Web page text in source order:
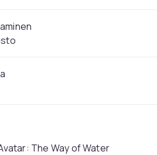
The Way of Water